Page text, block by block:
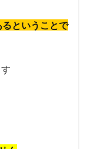
ということで